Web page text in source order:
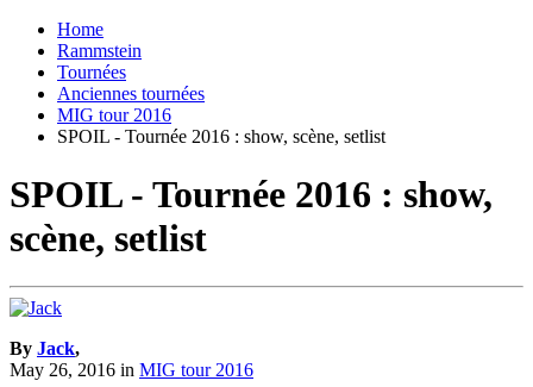
Home
Rammstein
Tournées
Anciennes tournées
MIG tour 2016
SPOIL - Tournée 2016 : show, scène, setlist
SPOIL - Tournée 2016 : show,
scène, setlist
By Jack,
May 26, 2016 in MIG tour 2016